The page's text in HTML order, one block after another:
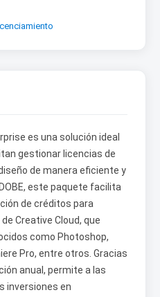
es una solución ideal
gestionar licencias de
de manera eficiente y
este paquete facilita
de créditos para
Creative Cloud, que
como Photoshop,
Pro, entre otros. Gracias
anual, permite a las
inversiones en